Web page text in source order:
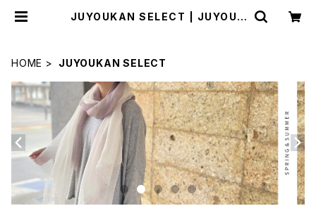
JUYOUKAN SELECT | JUYOUK
HOME JUYOUKAN SELECT